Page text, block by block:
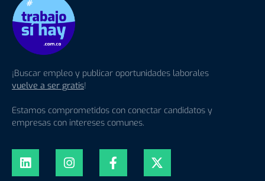
¡Buscar empleo y publicar oportunidades laborales
vuelve a ser gratis!
Estamos comprometidos con conectar candidatos y
empresas con intereses comunes.